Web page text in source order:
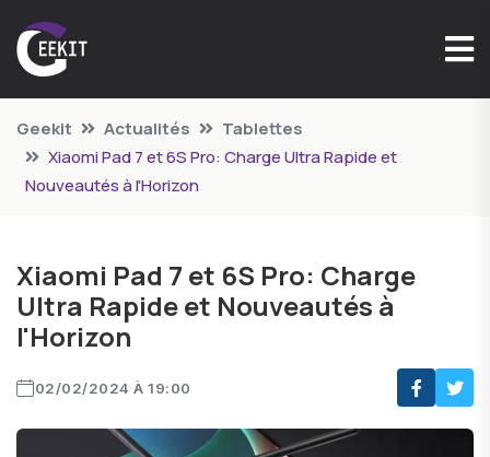
Geekit Actualités
Tablettes
Xiaomi Pad 7 et 6S Pro: Charge Ultra Rapide et
Nouveautés à l'Horizon
Xiaomi Pad 7 et 6S Pro: Charge
Ultra Rapide et Nouveautés à
l'Horizon
02/02/2024 À 19:00